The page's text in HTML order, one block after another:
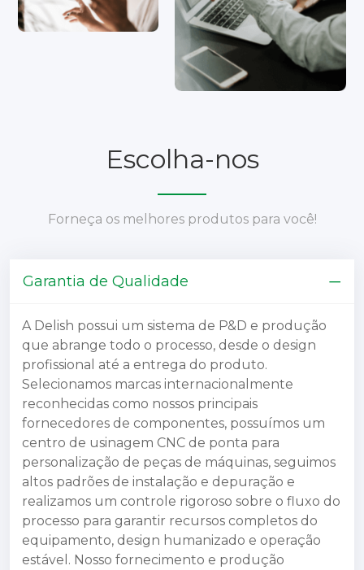
Escolha-nos
Forneça os melhores produtos para você!
Garantia de Qualidade
A Delish possui um sistema de P&D e produção
que abrange todo o processo, desde o design
profissional até a entrega do produto.
Selecionamos marcas internacionalmente
reconhecidas como nossos principais
fornecedores de componentes, possuímos um
centro de usinagem CNC de ponta para
personalização de peças de máquinas, seguimos
altos padrões de instalação e depuração e
realizamos um controle rigoroso sobre o fluxo do
processo para garantir recursos completos do
equipamento, design humanizado e operação
estável. Nosso fornecimento e produção